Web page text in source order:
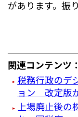
があります。振
関連コンテンツ：
税務行政のデ
ョン 改定版
上場廃止後の